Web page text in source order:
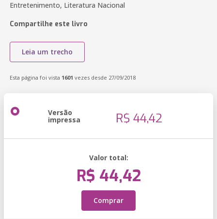
Entretenimento, Literatura Nacional
Compartilhe este livro
Leia um trecho
Esta página foi vista 1601 vezes desde 27/09/2018
Versão
impressa R$ 44,42
Valor total:
R$ 44,42
Comprar